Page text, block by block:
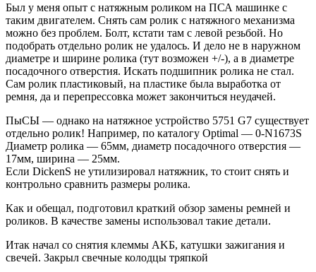
Был у меня опыт с натяжным роликом на ПСА машинке с
таким двигателем. Снять сам ролик с натяжного механизма
можно без проблем. Болт, кстати там с левой резьбой. Но
подобрать отдельно ролик не удалось. И дело не в наружном
диаметре и ширине ролика (тут возможен +/-), а в диаметре
посадочного отверстия. Искать подшипник ролика не стал.
Сам ролик пластиковый, на пластике была выработка от
ремня, да и перепрессовка может закончиться неудачей.
ПыСЫ — однако на натяжное устройство 5751 G7 существует
отдельно ролик! Например, по каталогу Optimal — 0-N1673S
Диаметр ролика — 65мм, диаметр посадочного отверстия —
17мм, ширина — 25мм.
Если DickenS не утилизировал натяжник, то стоит снять и
контрольно сравнить размеры ролика.
Как и обещал, подготовил краткий обзор замены ремней и
роликов. В качестве замены использовал такие детали.
Итак начал со снятия клеммы AKБ, катушки зажигания и
свечей. Закрыл свечные колодцы тряпкой